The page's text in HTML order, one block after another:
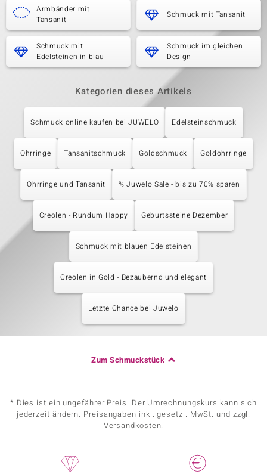
Armbänder mit
Tansanit
Schmuck mit Tansanit
Schmuck mit
Edelsteinen in blau
Schmuck im gleichen
Design
Kategorien dieses Artikels
Schmuck online kaufen bei JUWELO Edelsteinschmuck
Ohrringe Tansanitschmuck Goldschmuck Goldohrringe
Ohrringe und Tansanit % Juwelo Sale - bis zu 70% sparen
Creolen - Rundum Happy Geburtssteine Dezember
Schmuck mit blauen Edelsteinen
Creolen in Gold - Bezaubernd und elegant
Letzte Chance bei Juwelo
Zum Schmuckstück
* Dies ist ein ungefährer Preis. Der Umrechnungskurs kann sich
jederzeit ändern. Preisangaben inkl. gesetzl. MwSt. und zzgl.
Versandkosten.